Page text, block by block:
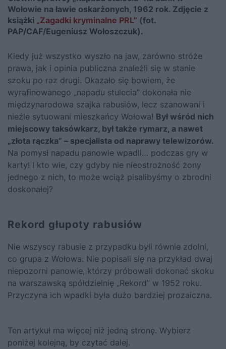
Wołowie na ławie oskarżonych, 1962 rok. Zdjęcie z
książki „Zagadki kryminalne PRL” (fot.
PAP/CAF/Eugeniusz Wołoszczuk).
Kiedy już wszystko wyszło na jaw, zarówno stróże
prawa, jak i opinia publiczna znaleźli się w stanie
szoku po raz drugi. Okazało się bowiem, że
wyrafinowanego „napadu stulecia” dokonała nie
międzynarodowa szajka rabusiów, lecz szanowani i
nieźle sytuowani mieszkańcy Wołowa! Był wśród nich
miejscowy taksówkarz, był także rymarz, a nawet
„złota rączka” – specjalista od naprawy telewizorów.
Na pomysł napadu panowie wpadli… podczas gry w
karty! I kto wie, czy gdyby nie nieostrożność żony
jednego z nich, to może wciąż pisalibyśmy o zbrodni
doskonałej?
Rekord głupoty rabusiów
Nie wszyscy rabusie z przypadku byli równie zdolni,
co grupa z Wołowa. Nie popisali się na przykład dwaj
niepozorni panowie, którzy próbowali dokonać skoku
na warszawską spółdzielnię „Rekord” w 1952 roku.
Przyczyna ich wpadki była dużo bardziej prozaiczna.
Ten artykuł ma więcej niż jedną stronę. Wybierz
poniżej kolejną, by czytać dalej.